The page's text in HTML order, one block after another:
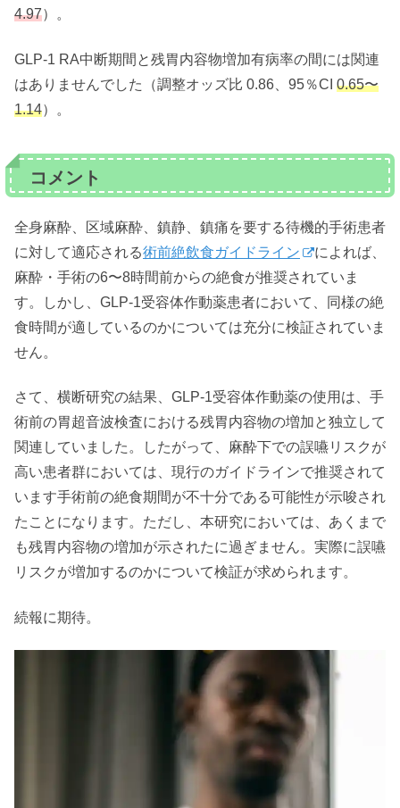
4.97）。
GLP-1 RA中断期間と残胃内容物増加有病率の間には関連
はありませんでした（調整オッズ比 0.86、95％CI 0.65〜
1.14）。
コメント
全身麻酔、区域麻酔、鎮静、鎮痛を要する待機的手術患者
に対して適応される術前絶飲食ガイドライン
によれば、
麻酔・手術の6〜8時間前からの絶食が推奨されていま
す。しかし、GLP-1受容体作動薬患者において、同様の絶
食時間が適しているのかについては充分に検証されていま
せん。
さて、横断研究の結果、GLP-1受容体作動薬の使用は、手
術前の胃超音波検査における残胃内容物の増加と独立して
関連していました。したがって、麻酔下での誤嚥リスクが
高い患者群においては、現行のガイドラインで推奨されて
います手術前の絶食期間が不十分である可能性が示唆され
たことになります。ただし、本研究においては、あくまで
も残胃内容物の増加が示されたに過ぎません。実際に誤嚥
リスクが増加するのかについて検証が求められます。
続報に期待。